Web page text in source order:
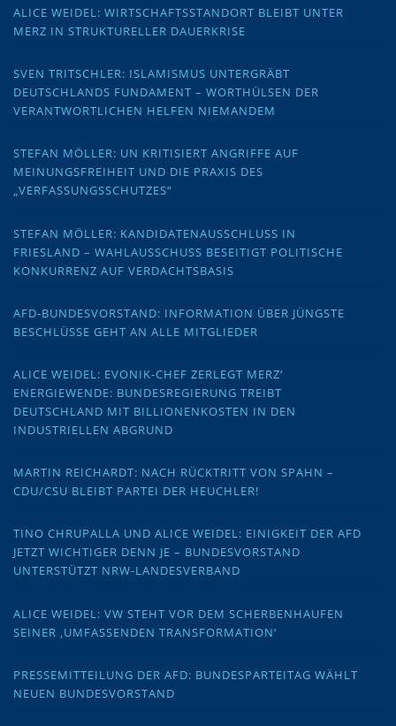
ALICE WEIDEL: WIRTSCHAFTSSTANDORT BLEIBT UNTER
MERZ IN STRUKTURELLER DAUERKRISE
SVEN TRITSCHLER: ISLAMISMUS UNTERGRÄBT
DEUTSCHLANDS FUNDAMENT – WORTHÜLSEN DER
VERANTWORTLICHEN HELFEN NIEMANDEM
STEFAN MÖLLER: UN KRITISIERT ANGRIFFE AUF
MEINUNGSFREIHEIT UND DIE PRAXIS DES
„VERFASSUNGSSCHUTZES“
STEFAN MÖLLER: KANDIDATENAUSSCHLUSS IN
FRIESLAND – WAHLAUSSCHUSS BESEITIGT POLITISCHE
KONKURRENZ AUF VERDACHTSBASIS
AFD-BUNDESVORSTAND: INFORMATION ÜBER JÜNGSTE
BESCHLÜSSE GEHT AN ALLE MITGLIEDER
ALICE WEIDEL: EVONIK-CHEF ZERLEGT MERZ‘
ENERGIEWENDE: BUNDESREGIERUNG TREIBT
DEUTSCHLAND MIT BILLIONENKOSTEN IN DEN
INDUSTRIELLEN ABGRUND
MARTIN REICHARDT: NACH RÜCKTRITT VON SPAHN –
CDU/CSU BLEIBT PARTEI DER HEUCHLER!
TINO CHRUPALLA UND ALICE WEIDEL: EINIGKEIT DER AFD
JETZT WICHTIGER DENN JE – BUNDESVORSTAND
UNTERSTÜTZT NRW-LANDESVERBAND
ALICE WEIDEL: VW STEHT VOR DEM SCHERBENHAUFEN
SEINER ‚UMFASSENDEN TRANSFORMATION‘
PRESSEMITTEILUNG DER AFD: BUNDESPARTEITAG WÄHLT
NEUEN BUNDESVORSTAND